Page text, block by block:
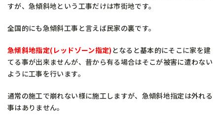
すが、急傾斜地という工事だけは市街地です。
全国的にも急傾斜工事と言えば民家の裏です。
急傾斜地指定(レッドゾーン指定) となると基本的にそこに家を建
てる事が出来ませんが、昔から有る場合はそこが被害に遭わない
ように工事を行います。
通常の施工で崩れない様に施工しますが、急傾斜地指定は外れる
事はありません。